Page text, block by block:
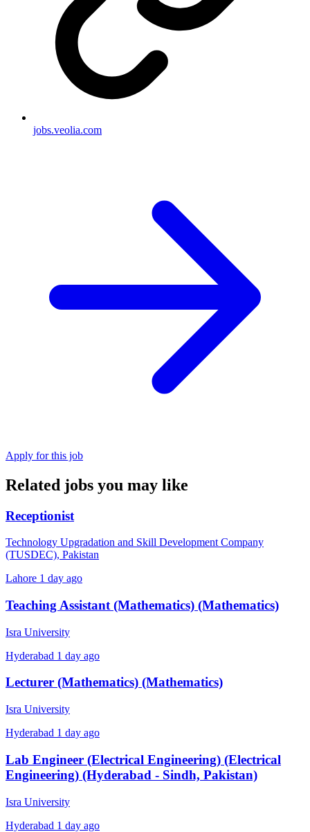
jobs.veolia.com
Apply for this job
Related jobs you may like
Receptionist
Technology Upgradation and Skill Development Company
(TUSDEC), Pakistan
Lahore 1 day ago
Teaching Assistant (Mathematics) (Mathematics)
Isra University
Hyderabad 1 day ago
Lecturer (Mathematics) (Mathematics)
Isra University
Hyderabad 1 day ago
Lab Engineer (Electrical Engineering) (Electrical
Engineering) (Hyderabad - Sindh, Pakistan)
Isra University
Hyderabad 1 day ago